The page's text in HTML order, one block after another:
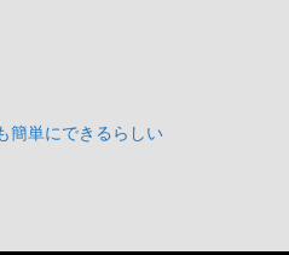
簡単にできるらしい